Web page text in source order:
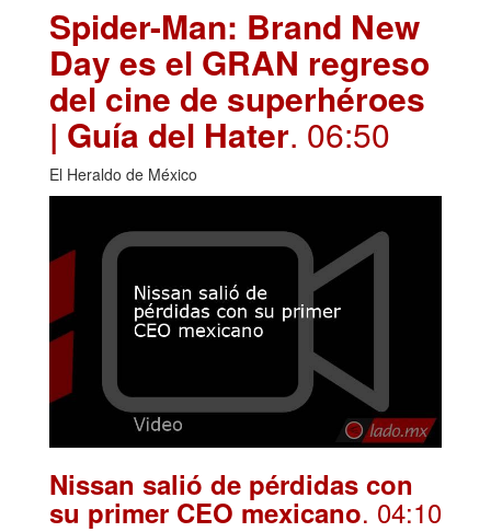
Spider-Man: Brand New
Day es el GRAN regreso
del cine de superhéroes
| Guía del Hater. 06:50
El Heraldo de México
Nissan salió de pérdidas con
su primer CEO mexicano. 04:10